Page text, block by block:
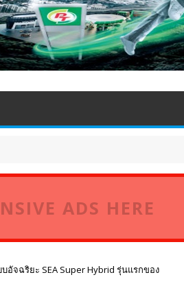
ADS HERE
อัจฉริยะ SEA Super Hybrid รุ่นแรกของ